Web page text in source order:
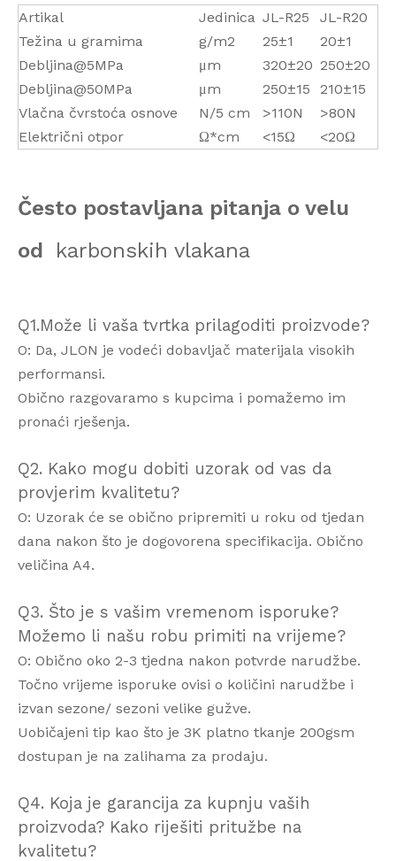
Artikal Jedinica JL-R25
JL-R20
Težina u gramima
g/m2 25±1
20±1
Debljina@5MPa
μm 320±20 250±20
Debljina@50MPa
μm 250±15
210±15
Vlačna čvrstoća osnove
N/5 cm >110N
>80N
Električni otpor
Ω*cm <15Ω <20Ω
Često postavljana pitanja o velu
od karbonskih vlakana
Q1.Može li vaša tvrtka prilagoditi proizvode?
O: Da, JLON je vodeći dobavljač materijala visokih
performansi.
Obično razgovaramo s kupcima i pomažemo im
pronaći rješenja.
Q2. Kako mogu dobiti uzorak od vas da
provjerim kvalitetu?
O: Uzorak će se obično pripremiti u roku od tjedan
dana nakon što je dogovorena specifikacija. Obično
veličina A4.
Q3. Što je s vašim vremenom isporuke?
Možemo li našu robu primiti na vrijeme?
O: Obično oko 2-3 tjedna nakon potvrde narudžbe.
Točno vrijeme isporuke ovisi o količini narudžbe i
izvan sezone/ sezoni velike gužve.
Uobičajeni tip kao što je 3K platno tkanje 200gsm
dostupan je na zalihama za prodaju.
Q4. Koja je garancija za kupnju vaših
proizvoda? Kako riješiti pritužbe na
kvalitetu?